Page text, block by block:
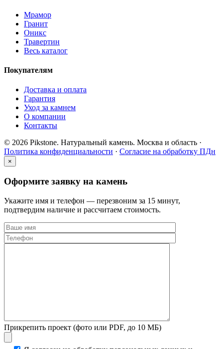
Мрамор
Гранит
Оникс
Травертин
Весь каталог
Покупателям
Доставка и оплата
Гарантия
Уход за камнем
О компании
Контакты
© 2026 Pikstone. Натуральный камень. Москва и область ·
Политика конфиденциальности · Согласие на обработку ПДн
×
Оформите заявку на камень
Укажите имя и телефон — перезвоним за 15 минут,
подтвердим наличие и рассчитаем стоимость.
Прикрепить проект (фото или PDF, до 10 МБ)